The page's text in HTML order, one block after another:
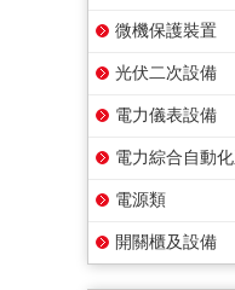
微機保護裝置
光伏二次設備
電力儀表設備
電力綜合自動
電源類
開關櫃及設備